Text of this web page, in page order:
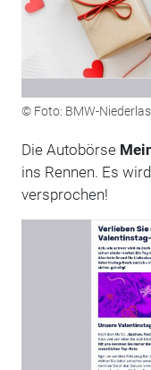
© Foto: BMW-
Die Autobörse
ins Rennen. Es
versprochen!